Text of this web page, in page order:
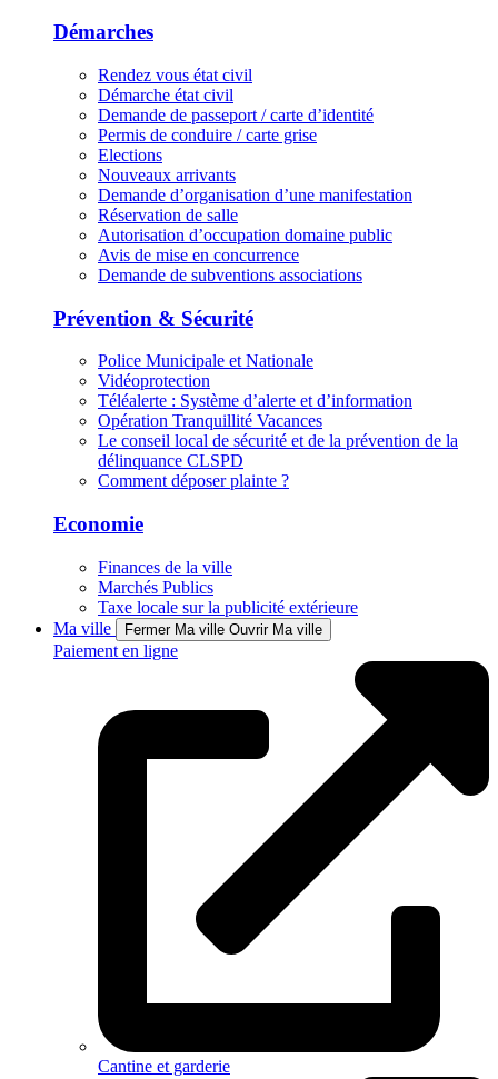
Démarches
Rendez vous état civil
Démarche état civil
Demande de passeport / carte d’identité
Permis de conduire / carte grise
Elections
Nouveaux arrivants
Demande d’organisation d’une manifestation
Réservation de salle
Autorisation d’occupation domaine public
Avis de mise en concurrence
Demande de subventions associations
Prévention & Sécurité
Police Municipale et Nationale
Vidéoprotection
Téléalerte : Système d’alerte et d’information
Opération Tranquillité Vacances
Le conseil local de sécurité et de la prévention de la
délinquance CLSPD
Comment déposer plainte ?
Economie
Finances de la ville
Marchés Publics
Taxe locale sur la publicité extérieure
Ma ville
Fermer Ma ville Ouvrir Ma ville
Paiement en ligne
Cantine et garderie